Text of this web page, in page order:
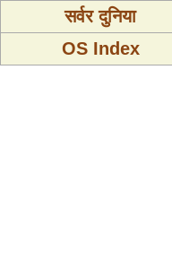
सर्वर दुनिया
OS Index